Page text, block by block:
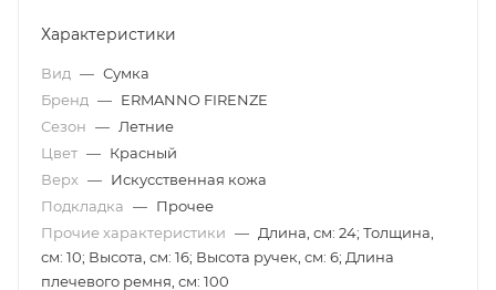
Характеристики
Вид — Сумка
Бренд — ERMANNO FIRENZE
Сезон — Летние
Цвет — Красный
Верх — Искусственная кожа
Подкладка — Прочее
Прочие характеристики — Длина, см: 24; Толщина,
см: 10; Высота, см: 16; Высота ручек, см: 6; Длина
плечевого ремня, см: 100